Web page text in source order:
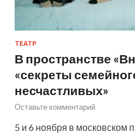
ТЕАТР
В пространстве
«секреты
несчастливых»
Оставьте комментарий
5 и 6 ноября в московском